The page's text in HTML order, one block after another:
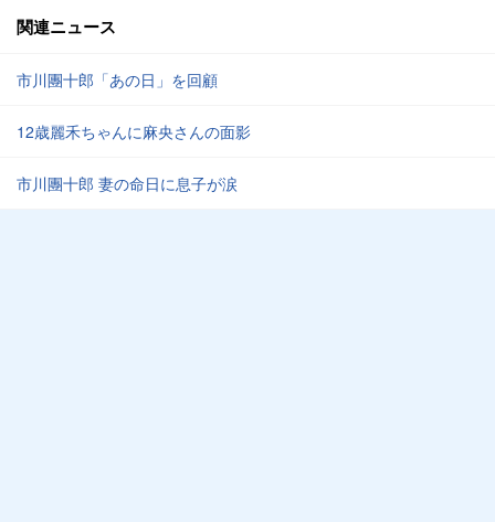
関連ニュース
市川團十郎「あの日」を回顧
12歳麗禾ちゃんに麻央さんの面影
市川團十郎 妻の命日に息子が涙